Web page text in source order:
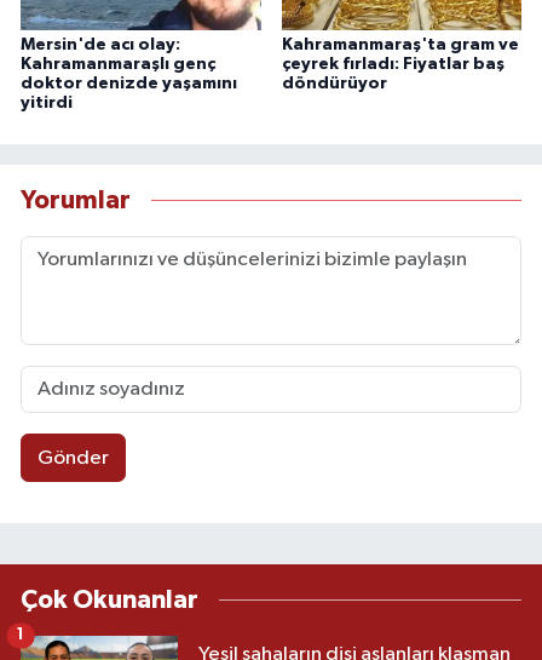
Mersin'de acı olay:
Kahramanmaraşlı genç
doktor denizde yaşamını
yitirdi
Kahramanmaraş'ta gram ve
çeyrek fırladı: Fiyatlar baş
döndürüyor
Yorumlar
Gönder
Çok Okunanlar
Yeşil sahaların dişi aslanları klasman